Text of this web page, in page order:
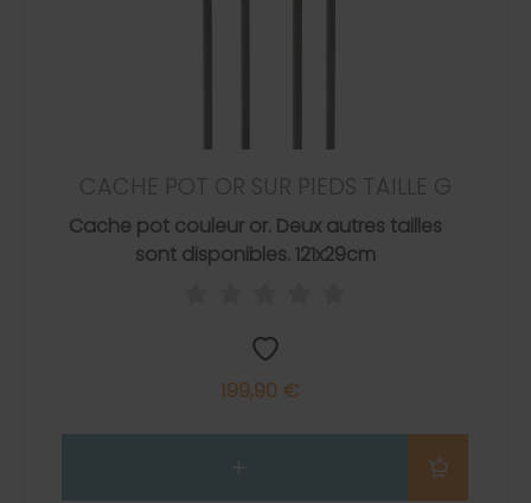
CACHE POT OR SUR PIEDS TAILLE G
Cache pot couleur or. Deux autres tailles
sont disponibles. 121x29cm
199,90 €